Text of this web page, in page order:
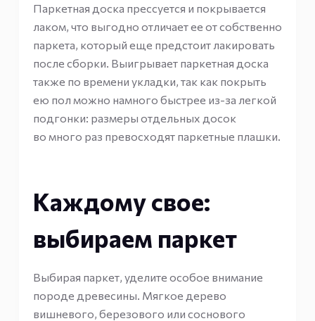
Паркетная доска прессуется и покрывается
лаком, что выгодно отличает ее от собственно
паркета, который еще предстоит лакировать
после сборки. Выигрывает паркетная доска
также по времени укладки, так как покрыть
ею пол можно намного быстрее из-за легкой
подгонки: размеры отдельных досок
во много раз превосходят паркетные плашки.
Каждому свое:
выбираем паркет
Выбирая паркет, уделите особое внимание
породе древесины. Мягкое дерево
вишневого, березового или соснового